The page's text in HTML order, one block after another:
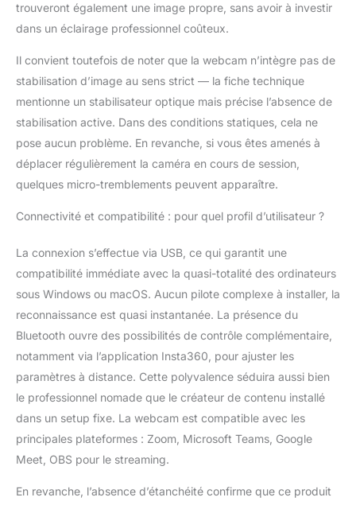
trouveront également une image propre, sans avoir à investir
dans un éclairage professionnel coûteux.
Il convient toutefois de noter que la webcam n’intègre pas de
stabilisation d’image au sens strict — la fiche technique
mentionne un stabilisateur optique mais précise l’absence de
stabilisation active. Dans des conditions statiques, cela ne
pose aucun problème. En revanche, si vous êtes amenés à
déplacer régulièrement la caméra en cours de session,
quelques micro-tremblements peuvent apparaître.
Connectivité et compatibilité : pour quel profil d’utilisateur ?
La connexion s’effectue via USB, ce qui garantit une
compatibilité immédiate avec la quasi-totalité des ordinateurs
sous Windows ou macOS. Aucun pilote complexe à installer, la
reconnaissance est quasi instantanée. La présence du
Bluetooth ouvre des possibilités de contrôle complémentaire,
notamment via l’application Insta360, pour ajuster les
paramètres à distance. Cette polyvalence séduira aussi bien
le professionnel nomade que le créateur de contenu installé
dans un setup fixe. La webcam est compatible avec les
principales plateformes : Zoom, Microsoft Teams, Google
Meet, OBS pour le streaming.
En revanche, l’absence d’étanchéité confirme que ce produit